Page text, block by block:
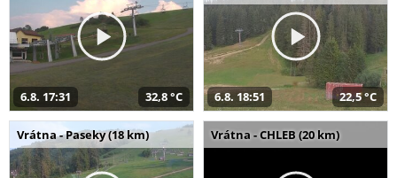
6.8. 17:31 32,8 °C 6.8. 18:51 22,5 °C
Vrátna - Paseky (18 km) Vrátna - CHLEB (20 km)